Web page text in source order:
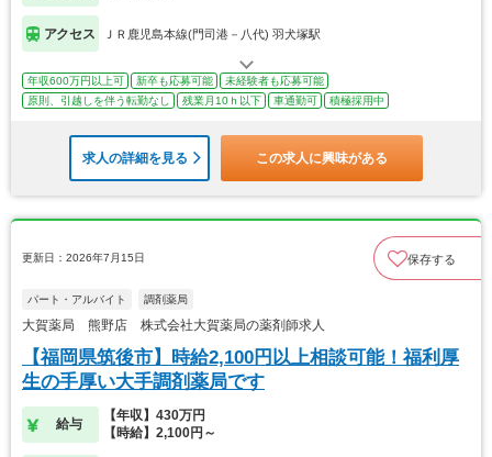
アクセス ＪＲ鹿児島本線(門司港－八代) 羽犬塚駅
年収600万円以上可 新卒も応募可能
未経験者も応募可能
原則、引越しを伴う転勤なし
残業月10ｈ以下 車通勤可 積極採用中
求人の詳細を見る この求人に興味がある
更新日：2026年7月15日 保存する
パート・アルバイト 調剤薬局
大賀薬局 熊野店 株式会社大賀薬局の薬剤師求人
【福岡県筑後市】時給2,100円以上相談可能！福利厚
生の手厚い大手調剤薬局です
給与
【年収】430万円
【時給】2,100円～